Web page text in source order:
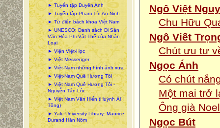
► Tuyển tập Duyên Anh
► Tuyển tập Phạm Tín An Ninh
► Từ điển bách khoa Việt Nam
► UNESCO: Danh sách Di Sản
Văn Hóa Phi Vật Thể của Nhân
Loại
► Viện Việt-Học
► Việt Messenger
► Việt-Nam những hình ảnh xưa
► Việt-Nam Quê Hương Tôi
► Việt Nam Quê Hương Tôi -
Nguyễn Tấn Lộc
► Việt Nam Văn Hiến (Huỳnh Ái
Tông)
► Yale University Library: Maurice
Durand Hán Nôm
Ngô Việt
Chu Hữu
Ngô Viết
Chút ưu tư
Ngọc Ánh
Có chút
Một mai trở
Ông già
Ngọc Bút